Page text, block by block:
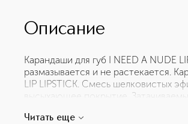
Описание
Карандаши для губ I NEED A NUDE
размазывается и не растекается.
LIP LIPSTICK. Смесь шелковистых
высыхающее покрытие.
лезвиями для максимальной
Читать еще